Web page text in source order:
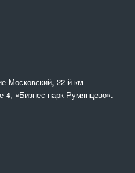
Московский, 22-й км
4, «Бизнес-парк Румянцево».